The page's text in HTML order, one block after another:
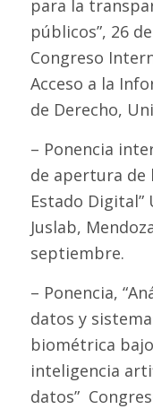
para la
públicos”, 26
Congreso
Acceso a la
de Derecho,
– Ponencia
de apertura de
Estado Digital”
Juslab,
septiembre.
– Ponencia,
datos y
biométrica
inteligencia
datos”